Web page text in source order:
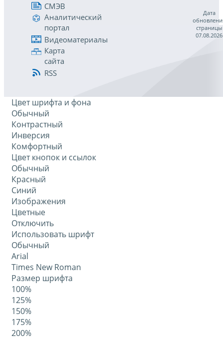
СМЭВ
Аналитический
портал
Видеоматериалы
Карта
сайта
RSS
Дата
страницы
07.08.2026
Цвет шрифта и фона
Обычный
Контрастный
Инверсия
Комфортный
Цвет кнопок и ссылок
Обычный
Красный
Синий
Изображения
Цветные
Отключить
Использовать шрифт
Обычный
Arial
Times New Roman
Размер шрифта
100%
125%
150%
175%
200%